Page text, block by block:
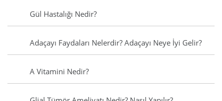
Gül Hastalığı Nedir?
Adaçayı Faydaları Nelerdir? Adaçayı Neye İyi Gelir?
A Vitamini Nedir?